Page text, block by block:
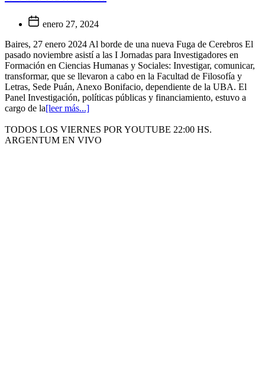
enero 27, 2024
Baires, 27 enero 2024 Al borde de una nueva Fuga de Cerebros El
pasado noviembre asistí a las I Jornadas para Investigadores en
Formación en Ciencias Humanas y Sociales: Investigar, comunicar,
transformar, que se llevaron a cabo en la Facultad de Filosofía y
Letras, Sede Puán, Anexo Bonifacio, dependiente de la UBA. El
Panel Investigación, políticas públicas y financiamiento, estuvo a
cargo de la[leer más...]
TODOS LOS VIERNES POR YOUTUBE 22:00 HS.
ARGENTUM EN VIVO